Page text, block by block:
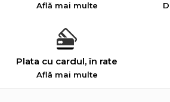
Află mai multe
Plata cu cardul, în rate
Află mai multe